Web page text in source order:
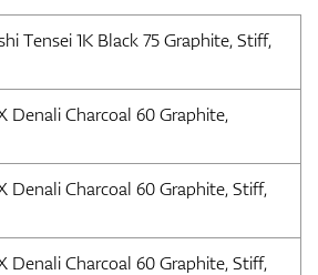
Tensei 1K Black 75 Graphite, Stiff,
Denali Charcoal 60 Graphite,
Denali Charcoal 60 Graphite, Stiff,
Denali Charcoal 60 Graphite, Stiff,